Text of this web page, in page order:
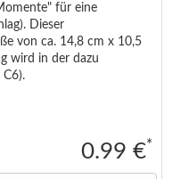
für eine
Dieser
von ca. 14,8 cm x 10,5
wird in der dazu
0.99 €*